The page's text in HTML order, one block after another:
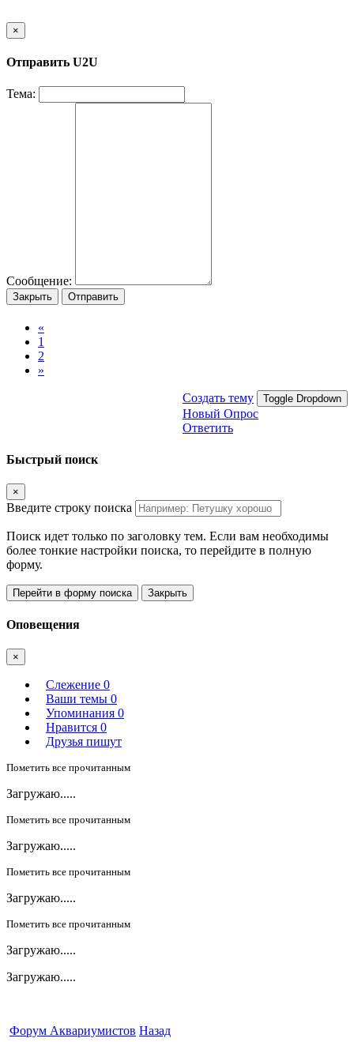
×
Отправить U2U
Тема:
Сообщение:
Закрыть Отправить
«
1
2
»
Создать тему Toggle Dropdown
Новый Опрос
Ответить
Быстрый поиск
×
Введите строку поиска
Поиск идет только по заголовку тем. Если вам необходимы
более тонкие настройки поиска, то перейдите в полную
форму.
Перейти в форму поиска Закрыть
Оповещения
×
Слежение 0
Ваши темы 0
Упоминания 0
Нравится 0
Друзья пишут
Пометить все прочитанным
Загружаю.....
Пометить все прочитанным
Загружаю.....
Пометить все прочитанным
Загружаю.....
Пометить все прочитанным
Загружаю.....
Загружаю.....
Форум Аквариумистов Назад